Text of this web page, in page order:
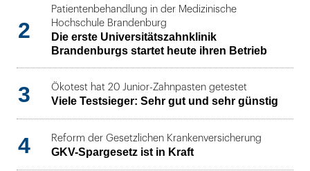
2
Patientenbehandlung in der Medizinische
Hochschule Brandenburg
Die erste Universitätszahnklinik
Brandenburgs startet heute ihren Betrieb
3 Ökotest hat 20 Junior-Zahnpasten getestet
Viele Testsieger: Sehr gut und sehr günstig
4 Reform der Gesetzlichen Krankenversicherung
GKV-Spargesetz ist in Kraft